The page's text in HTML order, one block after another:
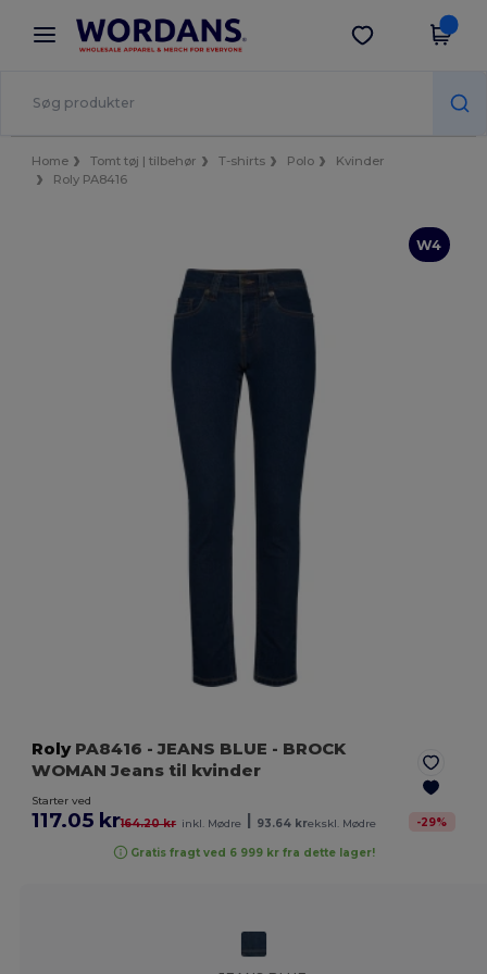
× Wordans-app
Bedre priser i appen!
Hent app
Home Tomt tøj | tilbehør T-shirts Polo
Kvinder
Roly PA8416
W4
RolyPA8416 - JEANS BLUE - BROCK
WOMAN Jeans til kvinder
Starter ved
117.05 kr164.20 kr inkl. Mødre 93.64 krekskl. Mødre -29%
Gratis fragt ved 6 999 kr fra dette lager!